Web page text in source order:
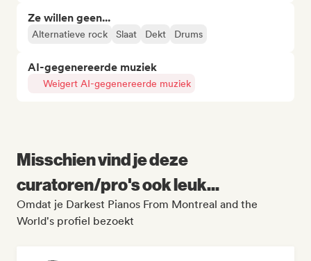
Ze willen geen...
Alternatieve rock Slaat Dekt Drums
AI-gegenereerde muziek
Weigert AI-gegenereerde muziek
Misschien vind je deze
curatoren/pro's ook leuk...
Omdat je Darkest Pianos From Montreal and the
World's profiel bezoekt